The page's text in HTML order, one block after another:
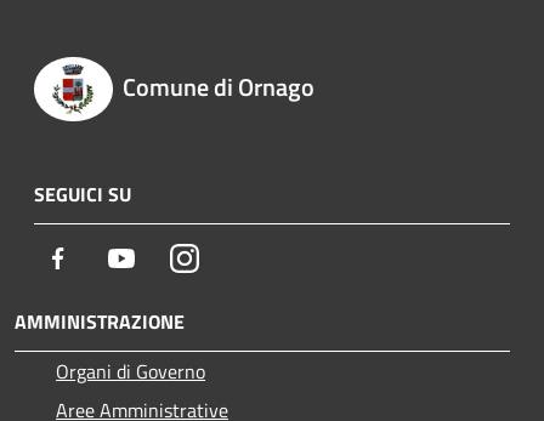
Comune di Ornago
SEGUICI SU
Facebook YoutubeInstagram
AMMINISTRAZIONE
Organi di Governo
Aree Amministrative